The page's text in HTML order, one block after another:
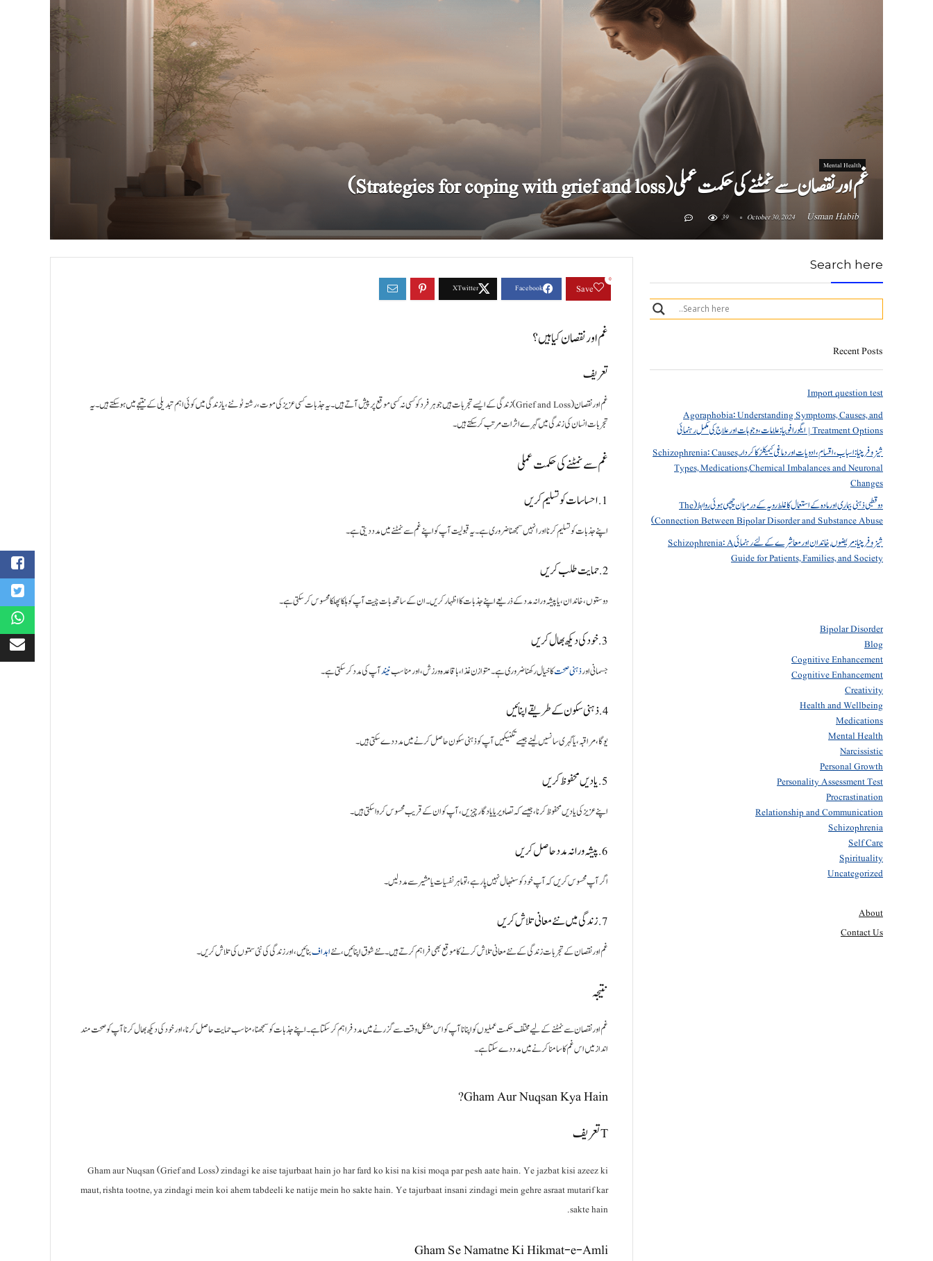
Mental Health
غم اور نقصان سے نمٹنے کی حکمت عملی (Strategies for coping with grief and loss)
Usman Habib
October 30, 2024
39
Save
0
غم اور نقصان کیا ہیں؟
تعریف
غم اور نقصان (Grief and Loss) زندگی کے ایسے تجربات ہیں جو ہر فرد کو کسی نہ کسی موقع پر پیش آتے ہیں۔ یہ جذبات کسی عزیز کی موت، رشتہ ٹوٹنے، یا زندگی میں کوئی اہم تبدیلی کے نتیجے میں ہو سکتے ہیں۔ یہ
تجربات انسان کی زندگی میں گہرے اثرات مرتب کر سکتے ہیں۔
غم سے نمٹنے کی حکمت عملی
1. احساسات کو تسلیم کریں
اپنے جذبات کو تسلیم کرنا اور انہیں سمجھنا ضروری ہے۔ یہ قبولیت آپ کو اپنے غم سے نمٹنے میں مدد دیتی ہے۔
2. حمایت طلب کریں
دوستوں، خاندان، یا پیشہ ورانہ مدد کے ذریعے اپنے جذبات کا اظہار کریں۔ ان کے ساتھ بات چیت آپ کو ہلکا پھلکا محسوس کر سکتی ہے۔
3. خود کی دیکھ بھال کریں
جسمانی اورذہنی صحتکا خیال رکھنا ضروری ہے۔ متوازن غذا، باقاعدہ ورزش، اور مناسبنیندآپ کی مدد کر سکتی ہے۔
4. ذہنی سکون کے طریقے اپنائیں
یوگا، مراقبہ، یا گہری سانسیں لینے جیسے تکنیکیں آپ کو ذہنی سکون حاصل کرنے میں مدد دے سکتی ہیں۔
5. یادیں محفوظ کریں
اپنے عزیز کی یادیں محفوظ کرنا، جیسے کہ تصاویر یا یادگار چیزیں، آپ کو ان کے قریب محسوس کروا سکتی ہیں۔
6. پیشہ ورانہ مدد حاصل کریں
اگر آپ محسوس کریں کہ آپ خود کو سنبھال نہیں پا رہے، تو ماہر نفسیات یا مشیر سے مدد لیں۔
7. زندگی میں نئے معانی تلاش کریں
غم اور نقصان کے تجربات زندگی کے نئے معانی تلاش کرنے کا موقع بھی فراہم کرتے ہیں۔ نئے شوق اپنائیں، نئےاہدافبنائیں، اور زندگی کی نئی سمتوں کی تلاش کریں۔
نتیجہ
غم اور نقصان سے نمٹنے کے لیے مختلف حکمت عملیوں کو اپنانا آپ کو اس مشکل وقت سے گزرنے میں مدد فراہم کر سکتا ہے۔ اپنے جذبات کو سمجھنا، مناسب حمایت حاصل کرنا، اور خود کی دیکھ بھال کرنا آپ کو صحت مند
انداز میں اس غم کا سامنا کرنے میں مدد دے سکتا ہے۔
Gham Aur Nuqsan Kya Hain?
Tتعریف
Gham aur Nuqsan (Grief and Loss) zindagi ke aise tajurbaat hain jo har fard ko kisi na kisi moqa par pesh aate hain. Ye jazbat kisi azeez ki
maut, rishta tootne, ya zindagi mein koi ahem tabdeeli ke natije mein ho sakte hain. Ye tajurbaat insani zindagi mein gehre asraat mutarif kar
sakte hain.
Gham Se Namatne Ki Hikmat-e-Amli
Search here
Recent Posts
Import question test
Agoraphobia: Understanding Symptoms, Causes, and
Treatment Options | ایگورافوبیا: علامات، وجوہات اور علاج کی مکمل رہنمائی
شیزوفرینیا: اسباب، اقسام، ادویات اور دماغی کیمیکلز کا کردار Schizophrenia: Causes,
Types, Medications,Chemical Imbalances and Neuronal
Changes
دو قطبی ذہنی بیماری اور مادہ کے استعمال کا غلط رویہ کے درمیان چھپی ہوئی روابط (The
Connection Between Bipolar Disorder and Substance Abuse)
شیزوفرینیا: مریضوں, خاندان اور معاشرے کے لئے رہنمائی Schizophrenia: A
Guide for Patients, Families, and Society
Bipolar Disorder
Blog
Cognitive Enhancement
Cognitive Enhancement
Creativity
Health and Wellbeing
Medications
Mental Health
Narcissistic
Personal Growth
Personality Assessment Test
Procrastination
Relationship and Communication
Schizophrenia
Self Care
Spirituality
Uncategorized
About
Contact Us